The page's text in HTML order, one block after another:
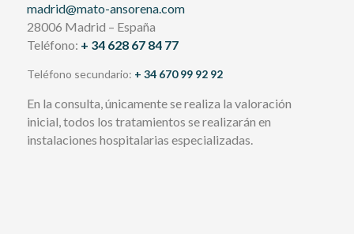
madrid@mato-ansorena.com
28006 Madrid – España
Teléfono: + 34 628 67 84 77
Teléfono secundario: + 34 670 99 92 92
En la consulta, únicamente se realiza la valoración
inicial, todos los tratamientos se realizarán en
instalaciones hospitalarias especializadas.